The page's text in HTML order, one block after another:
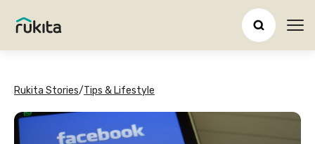
Rukita Stories/Tips & Lifestyle